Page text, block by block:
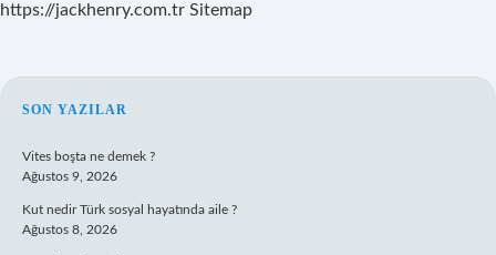
https://jackhenry.com.tr Sitemap
SIDEBAR
SON YAZILAR
Vites boşta ne demek ?
Ağustos 9, 2026
Kut nedir Türk sosyal hayatında aile ?
Ağustos 8, 2026